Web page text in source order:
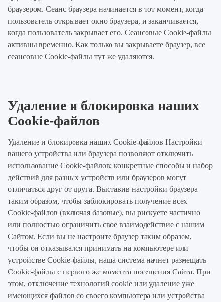
браузером. Сеанс браузера начинается в тот момент, когда
пользователь открывает окно браузера, и заканчивается,
когда пользователь закрывает его. Сеансовые Cookie-файлы
активны временно. Как только вы закрываете браузер, все
сеансовые Cookie-файлы тут же удаляются.
Удаление и блокировка наших
Cookie-файлов
Удаление и блокировка наших Cookie-файлов Настройки
вашего устройства или браузера позволяют отключить
использование Cookie-файлов; конкретные способы и набор
действий для разных устройств или браузеров могут
отличаться друг от друга. Выставив настройки браузера
таким образом, чтобы заблокировать получение всех
Cookie-файлов (включая базовые), вы рискуете частично
или полностью ограничить свое взаимодействие с нашим
Сайтом. Если вы не настроите браузер таким образом,
чтобы он отказывался принимать на компьютере или
устройстве Cookie-файлы, наша система начнет размещать
Cookie-файлы с первого же момента посещения Сайта. При
этом, отключение технологий cookie или удаление уже
имеющихся файлов со своего компьютера или устройства